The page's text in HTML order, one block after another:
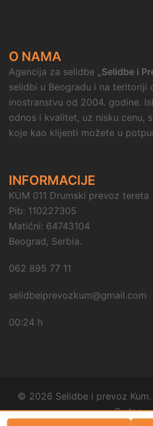
O NAMA
Agencija za selidbe „Selidbe i
selidbi u Beogradu i na teritoriji
inostranstvu od 2004. godine.
odnos i kvalitet, uz nisku cenu,
koje kao klijenti možete u
INFORMACIJE
KUM 011 Drumski prevoz tereta
Pib: 110227305
Matični: 64743104
Beograd, Serbia.
062 895 77 11
selidbeiprevozkum@gmail.com
00:24 h
© 2026 Selidbe i prevoz
Sydney